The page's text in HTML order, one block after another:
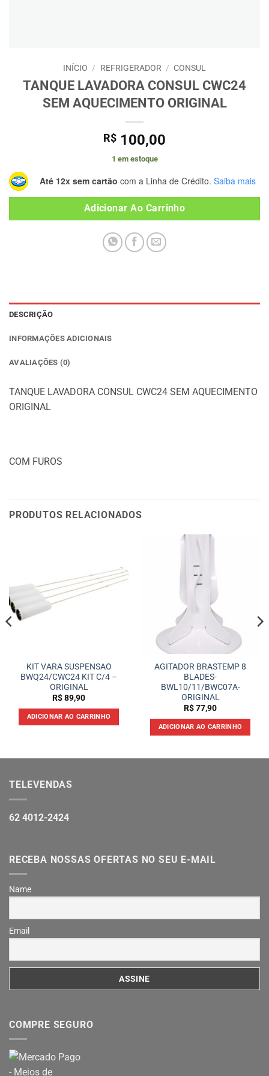
INÍCIO / REFRIGERADOR / CONSUL
TANQUE LAVADORA CONSUL CWC24
SEM AQUECIMENTO ORIGINAL
R$ 100,00
1 em estoque
Até 12x sem cartão com a Linha de Crédito. Saiba mais
Adicionar Ao Carrinho
DESCRIÇÃO
INFORMAÇÕES ADICIONAIS
AVALIAÇÕES (0)
TANQUE LAVADORA CONSUL CWC24 SEM AQUECIMENTO
ORIGINAL
COM FUROS
PRODUTOS RELACIONADOS
KIT VARA SUSPENSAO
BWQ24/CWC24 KIT C/4 –
ORIGINAL
R$89,90
ADICIONAR AO CARRINHO
AGITADOR BRASTEMP 8
BLADES-
BWL10/11/BWC07A-
ORIGINAL
R$77,90
ADICIONAR AO CARRINHO
TELEVENDAS
62 4012-2424
RECEBA NOSSAS OFERTAS NO SEU E-MAIL
Name
Email
COMPRE SEGURO